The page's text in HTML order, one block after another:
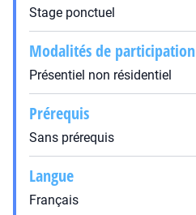
Stage ponctuel
Modalités de participation
Présentiel non résidentiel
Prérequis
Sans prérequis
Langue
Français